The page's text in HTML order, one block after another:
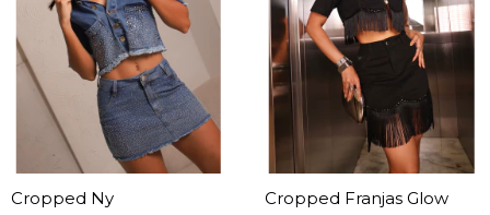
Cropped Ny
Cropped Franjas Glow